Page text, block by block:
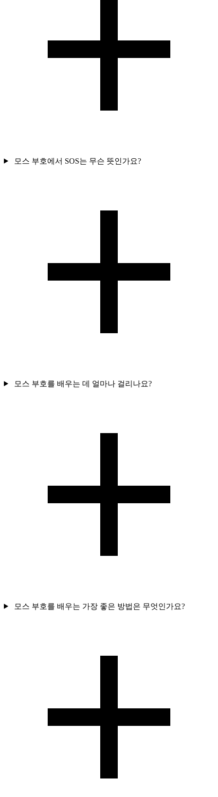
모스 부호에서 SOS는 무슨 뜻인가요?
모스 부호를 배우는 데 얼마나 걸리나요?
모스 부호를 배우는 가장 좋은 방법은 무엇인가요?